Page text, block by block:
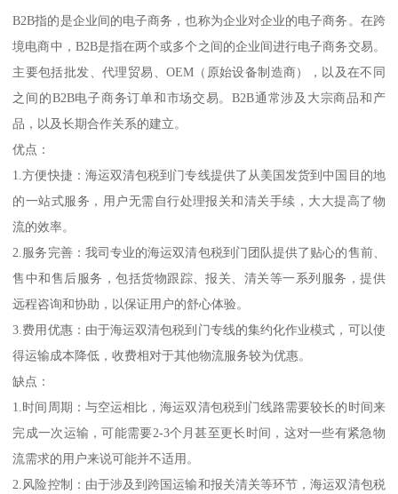
B2B指的是企业间的电子商务，也称为企业对企业的电子商务。在跨
境电商中，B2B是指在两个或多个之间的企业间进行电子商务交易。
主要包括批发、代理贸易、OEM（原始设备制造商），以及在不同
之间的B2B电子商务订单和市场交易。B2B通常涉及大宗商品和产
品，以及长期合作关系的建立。
优点：
1.方便快捷：海运双清包税到门专线提供了从美国发货到中国目的地
的一站式服务，用户无需自行处理报关和清关手续，大大提高了物
流的效率。
2.服务完善：我司专业的海运双清包税到门团队提供了贴心的售前、
售中和售后服务，包括货物跟踪、报关、清关等一系列服务，提供
远程咨询和协助，以保证用户的舒心体验。
3.费用优惠：由于海运双清包税到门专线的集约化作业模式，可以使
得运输成本降低，收费相对于其他物流服务较为优惠。
缺点：
1.时间周期：与空运相比，海运双清包税到门线路需要较长的时间来
完成一次运输，可能需要2-3个月甚至更长时间，这对一些有紧急物
流需求的用户来说可能并不适用。
2.风险控制：由于涉及到跨国运输和报关清关等环节，海运双清包税